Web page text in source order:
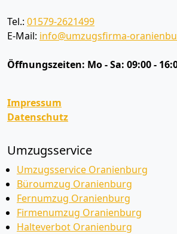
Tel.: 01579-2621499
E-Mail: info@umzugsfirma-
Öffnungszeiten: Mo - Sa: 09:00 -
Impressum
Datenschutz
Umzugsservice
Umzugsservice Oranienburg
Büroumzug Oranienburg
Fernumzug Oranienburg
Firmenumzug Oranienburg
Halteverbot Oranienburg